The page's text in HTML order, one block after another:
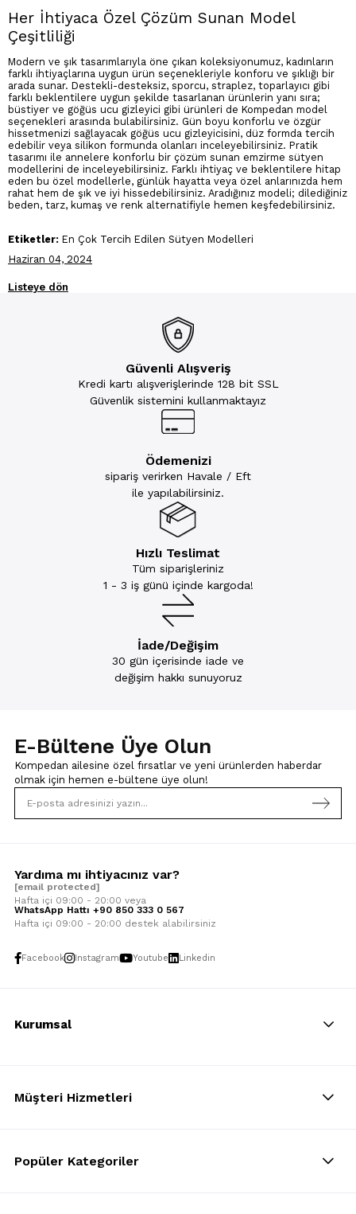
Her İhtiyaca Özel Çözüm Sunan Model
Çeşitliliği
Modern ve şık tasarımlarıyla öne çıkan koleksiyonumuz, kadınların
farklı ihtiyaçlarına uygun ürün seçenekleriyle konforu ve şıklığı bir
arada sunar. Destekli-desteksiz, sporcu, straplez, toparlayıcı gibi
farklı beklentilere uygun şekilde tasarlanan ürünlerin yanı sıra;
büstiyer ve göğüs ucu gizleyici gibi ürünleri de Kompedan model
seçenekleri arasında bulabilirsiniz. Gün boyu konforlu ve özgür
hissetmenizi sağlayacak göğüs ucu gizleyicisini, düz formda tercih
edebilir veya silikon formunda olanları inceleyebilirsiniz. Pratik
tasarımı ile annelere konforlu bir çözüm sunan emzirme sütyen
modellerini de inceleyebilirsiniz. Farklı ihtiyaç ve beklentilere hitap
eden bu özel modellerle, günlük hayatta veya özel anlarınızda hem
rahat hem de şık ve iyi hissedebilirsiniz. Aradığınız modeli; dilediğiniz
beden, tarz, kumaş ve renk alternatifiyle hemen keşfedebilirsiniz.
Etiketler: En Çok Tercih Edilen Sütyen Modelleri
Haziran 04, 2024
Listeye dön
Güvenli Alışveriş
Kredi kartı alışverişlerinde 128 bit SSL
Güvenlik sistemini kullanmaktayız
Ödemenizi
sipariş verirken Havale / Eft
ile yapılabilirsiniz.
Hızlı Teslimat
Tüm siparişleriniz
1 - 3 iş günü içinde kargoda!
İade/Değişim
30 gün içerisinde iade ve
değişim hakkı sunuyoruz
E-Bültene Üye Olun
Kompedan ailesine özel fırsatlar ve yeni ürünlerden haberdar
olmak için hemen e-bültene üye olun!
Yardıma mı ihtiyacınız var?
[email protected]
Hafta içi 09:00 - 20:00 veya
WhatsApp Hattı +90 850 333 0 567
Hafta içi 09:00 - 20:00 destek alabilirsiniz
Facebook Instagram Youtube Linkedin
Kurumsal
Müşteri Hizmetleri
Popüler Kategoriler